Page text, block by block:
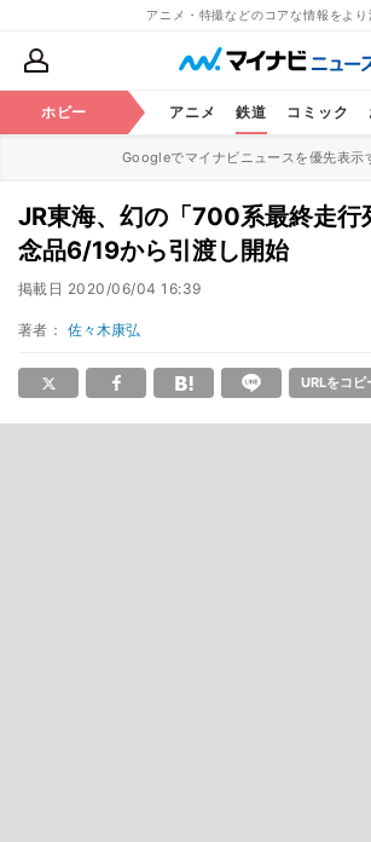
アニメ・特撮などのコアな情報をより
ホビー アニメ 鉄道 コミック
Googleでマイナビニュースを優先表示
JR東海、幻の「700系最終走行
念品6/19から引渡し開始
掲載日 2020/06/04 16:39
著者： 佐々木康弘
URLをコピ